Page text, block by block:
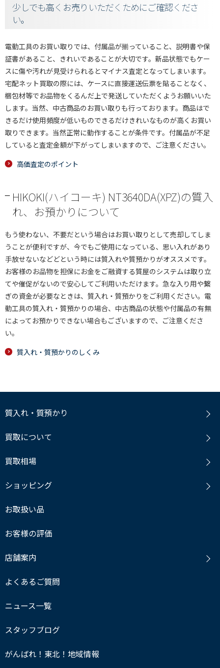
少しでも高くお売りいただくためにご確認くださ
い。
電動工具のお買い取りでは、付属品が揃っていること、説明書や保
証書があること、きれいであることが大切です。新品状態でもケー
スに傷や汚れが見受けられるとマイナス査定となってしまいます。
宅配ネット買取の際には、ケースに直接運送伝票を貼ることなく、
梱包材等でお品物をくるんだ上で発送していただくようお願いいた
します。当然、中古商品のお買い取りも行っております。商品はで
きるだけ使用頻度が低いものできるだけきれいなものが高くお買い
取りできます。当然正常に動作することが条件です。付属品が不足
していると査定金額が下がってしまいますので、ご注意ください。
高価査定のポイント
HIKOKI(ハイコーキ) NT3640DA(XPZ)の質入
れ、お預かりについて
もう使わない、不要だという場合はお買い取りとして売却してしま
うことが便利ですが、今でもご使用になっている、思い入れがあり
手放せないなどどという時には質入れや質預かりがオススメです。
お客様のお品物を担保にお金をご融資する質屋のシステムは取り立
てや催促がないので安心してご利用いただけます。急な入り用や繋
ぎの資金が必要なときは、質入れ・質預かりをご利用ください。電
動工具の質入れ・質預かりの場合、中古商品の状態や付属品の有無
によってお預かりできない場合もございますので、ご注意くださ
い。
質入れ・質預かりのしくみ
質入れ・質預かり
買取について
買取相場
ショッピング
お取扱い品
お客様の評価
店舗案内
よくあるご質問
ニュース一覧
スタッフブログ
がんばれ！東北！地域情報